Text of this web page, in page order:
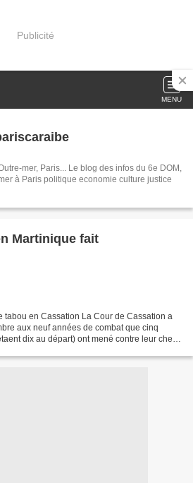
Publicité
MENU
mer, Paris... Le blog des infos du 6e DOM,
à Paris politique economie culture justice
Martinique fait
tabou en Cassation La Cour de Cassation a
aux neuf années de combat que cinq
dix au départ) ont mené contre leur chef